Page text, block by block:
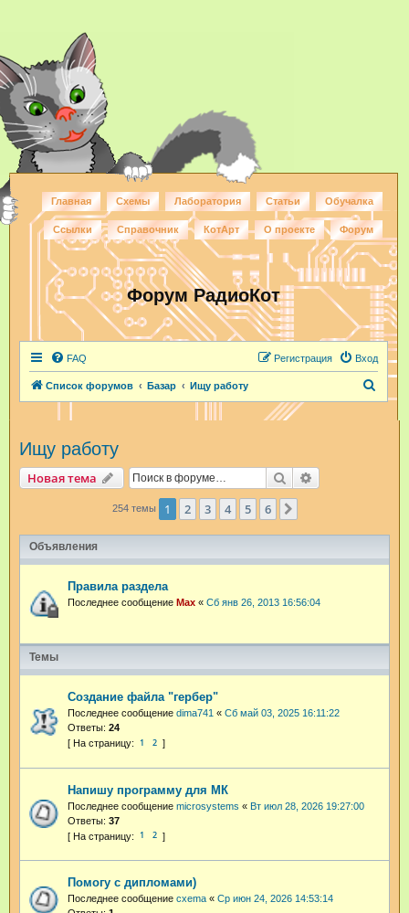
Главная Схемы Лаборатория Статьи Обучалка
Ссылки Справочник КотАрт О проекте Форум
Форум РадиоКот
FAQ Вход
Регистрация
Список форумов Базар Ищу работу
Ищу работу
Новая тема Поиск
254 темы 1 2 3 4 5 6
Объявления
Правила раздела
Последнее сообщение Max « Сб янв 26, 2013 16:56:04
Темы
Создание файла "гербер"
Последнее сообщение dima741 « Сб май 03, 2025 16:11:22
Ответы: 24
1 2
Напишу программу для МК
Последнее сообщение microsystems « Вт июл 28, 2026 19:27:00
Ответы: 37
1 2
Помогу с дипломами)
Последнее сообщение cxema « Ср июн 24, 2026 14:53:14